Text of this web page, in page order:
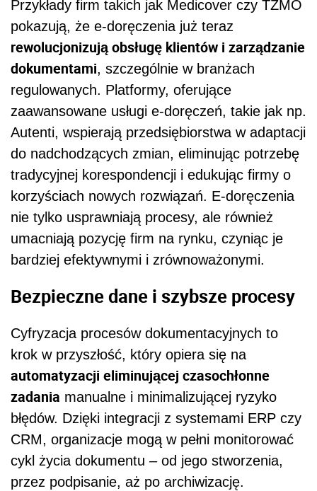
Przykłady firm takich jak Medicover czy TZMO
pokazują, że e-doręczenia już teraz
rewolucjonizują obsługę klientów i zarządzanie
dokumentami, szczególnie w branżach
regulowanych. Platformy, oferujące
zaawansowane usługi e-doręczeń, takie jak np.
Autenti, wspierają przedsiębiorstwa w adaptacji
do nadchodzących zmian, eliminując potrzebę
tradycyjnej korespondencji i edukując firmy o
korzyściach nowych rozwiązań. E-doręczenia
nie tylko usprawniają procesy, ale również
umacniają pozycję firm na rynku, czyniąc je
bardziej efektywnymi i zrównoważonymi.
Bezpieczne dane i szybsze procesy
Cyfryzacja procesów dokumentacyjnych to
krok w przyszłość, który opiera się na
automatyzacji eliminującej czasochłonne
zadania manualne i minimalizującej ryzyko
błędów. Dzięki integracji z systemami ERP czy
CRM, organizacje mogą w pełni monitorować
cykl życia dokumentu – od jego stworzenia,
przez podpisanie, aż po archiwizację.